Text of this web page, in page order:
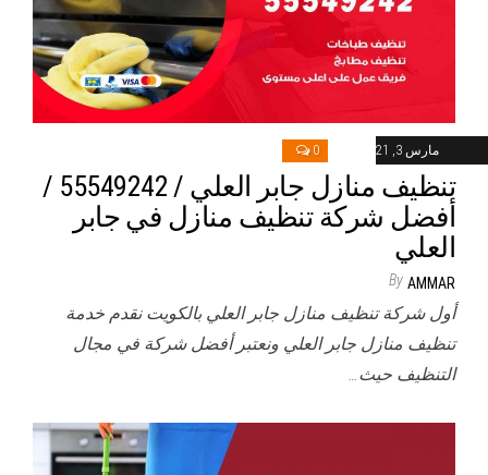
مارس 3, 2021 0
تنظيف منازل جابر العلي / 55549242 /
أفضل شركة تنظيف منازل في جابر
العلي
By AMMAR
أول شركة تنظيف منازل جابر العلي بالكويت نقدم خدمة
تنظيف منازل جابر العلي ونعتبر أفضل شركة في مجال
التنظيف حيث…